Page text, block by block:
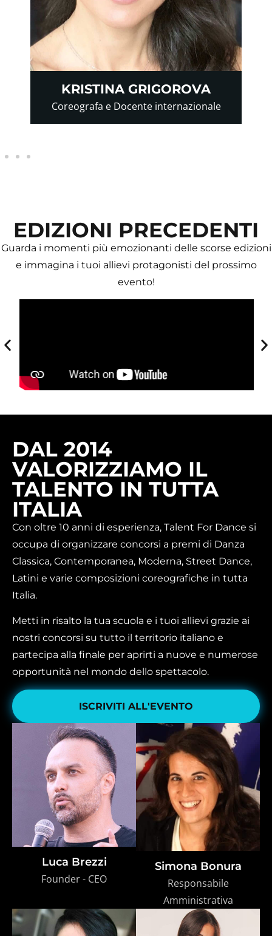
KRISTINA GRIGOROVA
Coreografa e Docente internazionale
EDIZIONI PRECEDENTI
Guarda i momenti più emozionanti delle scorse edizioni
e immagina i tuoi allievi protagonisti del prossimo
evento!
DAL 2014
VALORIZZIAMO IL
TALENTO IN TUTTA
ITALIA
Con oltre 10 anni di esperienza, Talent For Dance si
occupa di organizzare concorsi a premi di Danza
Classica, Contemporanea, Moderna, Street Dance,
Latini e varie composizioni coreografiche in tutta
Italia.
Metti in risalto la tua scuola e i tuoi allievi grazie ai
nostri concorsi su tutto il territorio italiano e
partecipa alla finale per aprirti a nuove e numerose
opportunità nel mondo dello spettacolo.
ISCRIVITI ALL'EVENTO
Luca Brezzi
Founder - CEO
Simona Bonura
Responsabile
Amministrativa